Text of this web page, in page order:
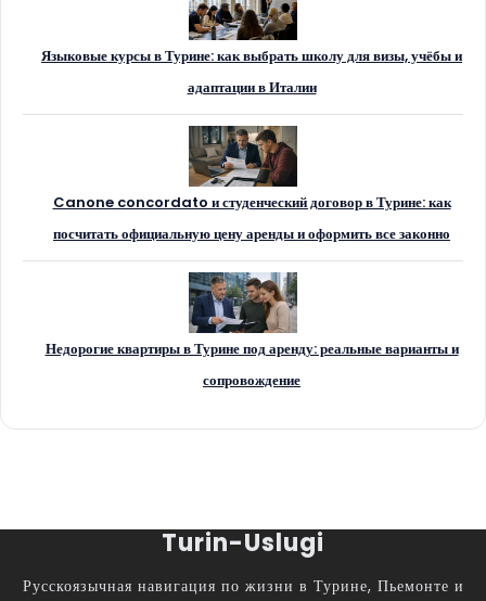
Языковые курсы в Турине: как выбрать школу для визы, учёбы и
адаптации в Италии
Canone concordato и студенческий договор в Турине: как
посчитать официальную цену аренды и оформить все законно
Недорогие квартиры в Турине под аренду: реальные варианты и
сопровождение
Turin-Uslugi
Русскоязычная навигация по жизни в Турине, Пьемонте и